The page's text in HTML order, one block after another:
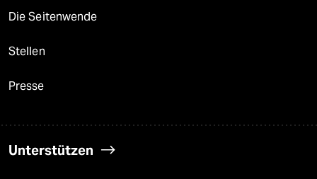
Die Seitenwende
Stellen
Presse
Unterstützen